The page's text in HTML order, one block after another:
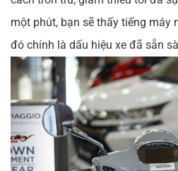
một phút, bạn sẽ thấy tiếng máy
đó chính là dấu hiệu xe đã sẵn